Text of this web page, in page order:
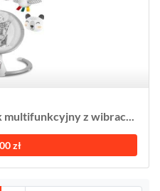
multifunkcyjny z wibrac...
zł